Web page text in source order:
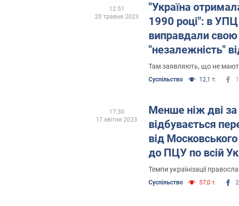
"Україна
1990 році": в
виправдали свою
"незалежність"
Там заявляють, що не
Суспільство 12,1 т. 1
12:51
20 травня 2023
Менше ніж дві
відбувається
від
до ПЦУ по всій
цей процес
Темпи українізації
Суспільство 57,0 т.
17:30
17 квітня 2023